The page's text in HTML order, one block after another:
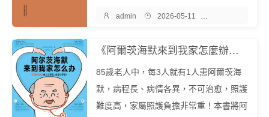
“古中醫”概念，以顯其學術特色。在研究
存異，並結合自身實踐，提出了一些意義
 admin  2026-05-11 
《阿爾茨海默來到我家怎麼辦》[日]長穀川嘉哉『中文EPUB電子書下載 - 爾書網』
85歲老人中，每3人就有1人患阿爾茨海
默，病程長、病情各異，不可治愈，照護
難度高，家屬照護負擔非常重！本書將阿